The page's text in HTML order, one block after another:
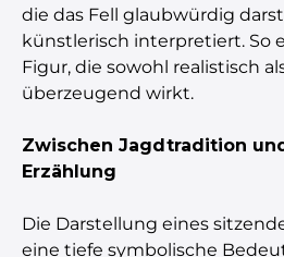
die das Fell glaubwürdig
künstlerisch interpretiert. So
Figur, die sowohl realistisch
überzeugend wirkt.
Zwischen Jagdtradition
Erzählung
Die Darstellung eines
eine tiefe symbolische